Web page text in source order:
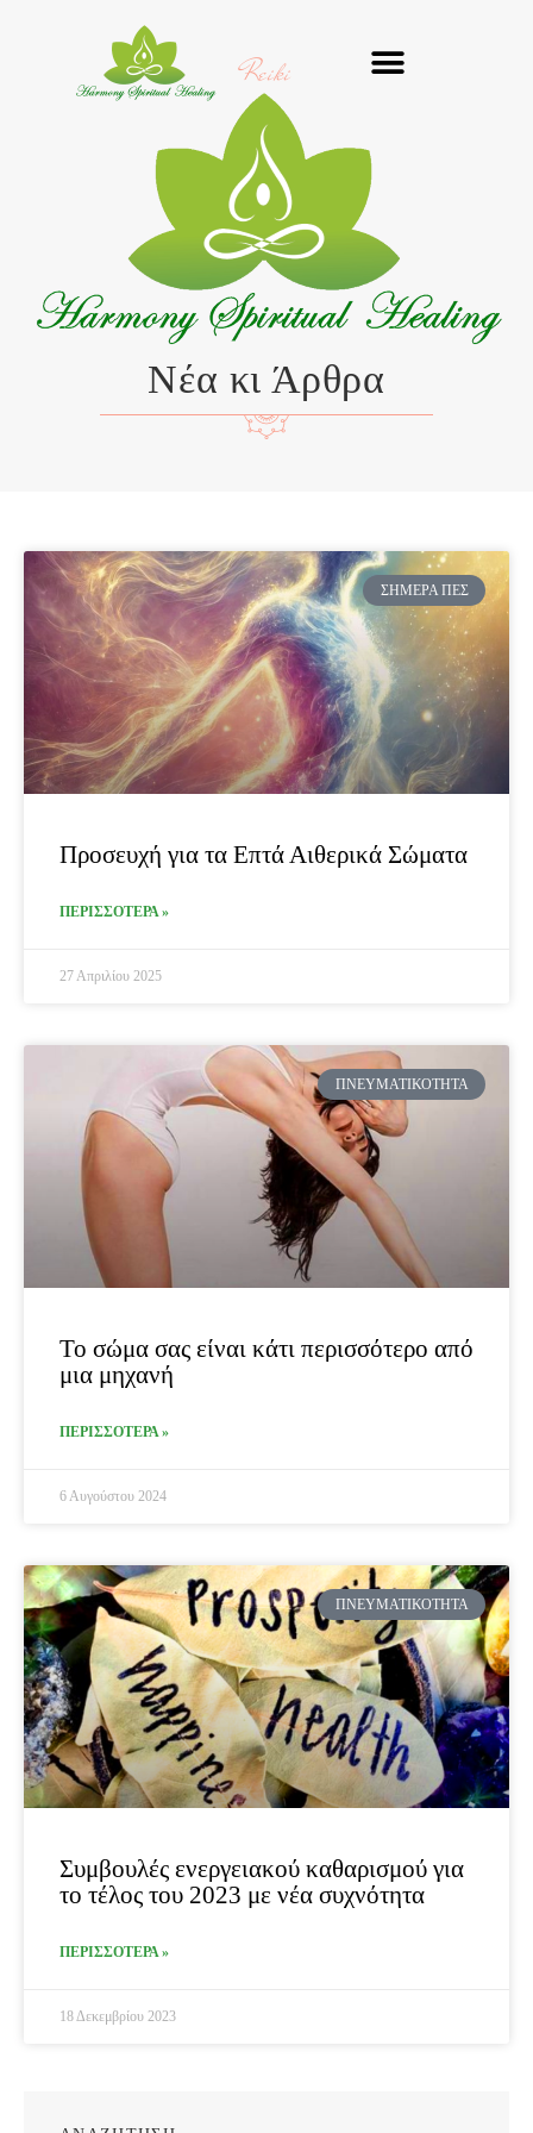
Reiki
Νέα κι Άρθρα
ΣΉΜΕΡΑ ΠΕΣ
Προσευχή για τα Επτά Αιθερικά Σώματα
ΠΕΡΙΣΣΟΤΕΡΑ »
27 Απριλίου 2025
ΠΝΕΥΜΑΤΙΚΌΤΗΤΑ
Το σώμα σας είναι κάτι περισσότερο από
μια μηχανή
ΠΕΡΙΣΣΟΤΕΡΑ »
6 Αυγούστου 2024
ΠΝΕΥΜΑΤΙΚΌΤΗΤΑ
Συμβουλές ενεργειακού καθαρισμού για
το τέλος του 2023 με νέα συχνότητα
ΠΕΡΙΣΣΟΤΕΡΑ »
18 Δεκεμβρίου 2023